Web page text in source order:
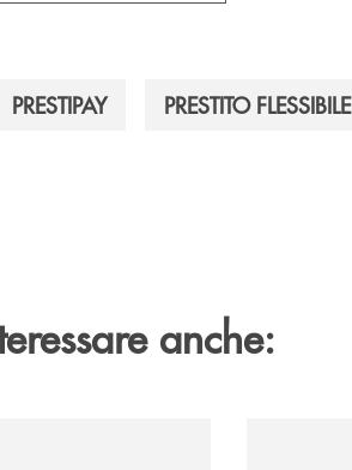
PRESTIPAY PRESTITO FLESSIBILE
anche: